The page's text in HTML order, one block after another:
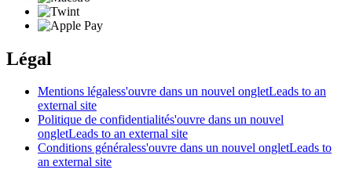
Légal
Mentions légaless'ouvre dans un nouvel ongletLeads to an
external site
Politique de confidentialités'ouvre dans un nouvel
ongletLeads to an external site
Conditions généraless'ouvre dans un nouvel ongletLeads to
an external site